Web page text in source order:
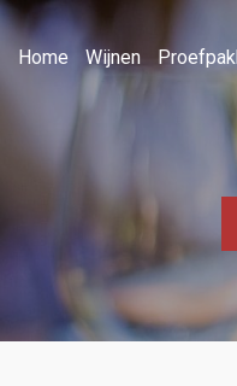
Home Wijnen